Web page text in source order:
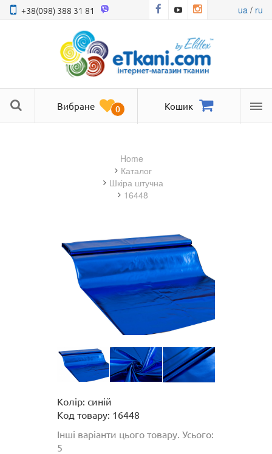
+38(098) 388 31 81 ua/ ru
Вибране 0 Кошик
Home
Каталог
шкіра штучна
16448
Колір: синій
Код товару: 16448
Інші варіанти цього товару. Усього:
5